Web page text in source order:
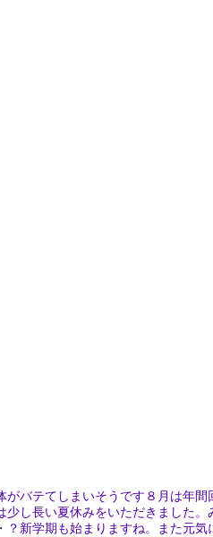
バテてしまいそうです８月は年間
し長い夏休みをいただきました。
新学期も始まりますね。また元気